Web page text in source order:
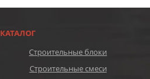
КАТАЛОГ
Строительные блоки
Строительные смеси